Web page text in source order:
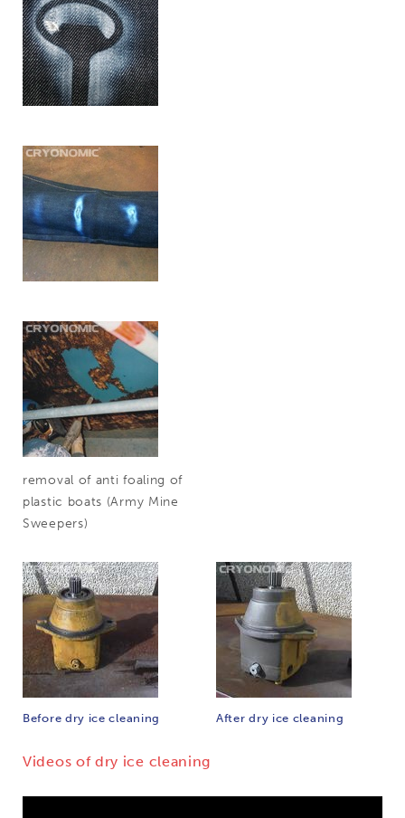
removal of anti foaling of
plastic boats (Army Mine
Sweepers)
Before dry ice cleaning After dry ice cleaning
Videos of dry ice cleaning